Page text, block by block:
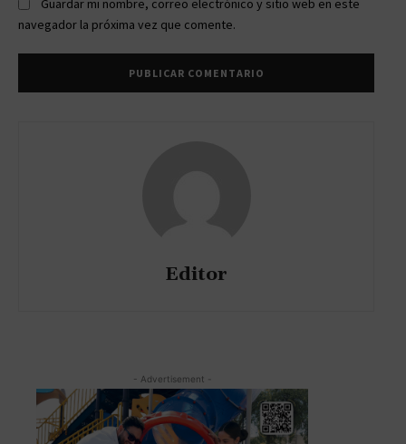
Guardar mi nombre, correo electrónico y sitio web en este
navegador la próxima vez que comente.
Editor
- Advertisement -